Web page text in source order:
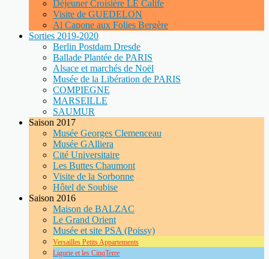
Déjeuner Croisière LE Calife
Visite de GUEDELON
Al Capone aux Folies Bergère
Sorties 2019-2020
Berlin Postdam Dresde
Ballade Plantée de PARIS
Alsace et marchés de Noël
Musée de la Libération de PARIS
COMPIEGNE
MARSEILLE
SAUMUR
Saison 2017
Musée Georges Clemenceau
Musée GAlliera
Cité Universitaire
Les Buttes Chaumont
Visite de la Sorbonne
Hôtel de Soubise
Saison 2016
Maison de BALZAC
Le Grand Orient
Musée et site PSA (Poissy)
Versailles Petits Appartements
Ligurie et les CinqTerre